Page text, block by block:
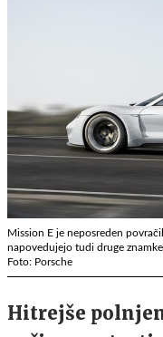
Mission E je neposreden
napovedujejo tudi druge
Foto: Porsche
Hitrejše